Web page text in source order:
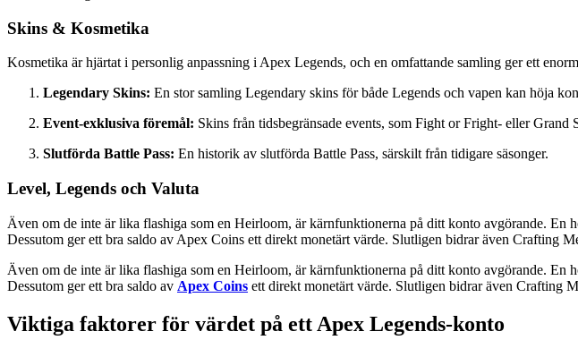
Skins & Kosmetika
Kosmetika är hjärtat i personlig anpassning i Apex Legends, och en omfattande samling ger ett
Legendary Skins: En stor samling Legendary skins för både Legends och vapen kan höja
Event-exklusiva föremål: Skins från tidsbegränsade events, som Fight or Fright- eller
Slutförda Battle Pass: En historik av slutförda Battle Pass, särskilt från tidigare säsonger.
Level, Legends och Valuta
Även om de inte är lika flashiga som en Heirloom, är kärnfunktionerna på ditt konto avgörande.
Dessutom ger ett bra saldo av Apex Coins ett direkt monetärt värde. Slutligen bidrar även Crafting
Även om de inte är lika flashiga som en Heirloom, är kärnfunktionerna på ditt konto avgörande.
Dessutom ger ett bra saldo av Apex Coins ett direkt monetärt värde. Slutligen bidrar även Crafting
Viktiga faktorer för värdet på ett Apex Legends-konto